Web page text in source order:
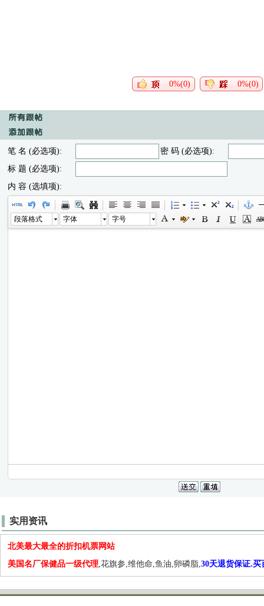
0%(0) 0%(0)
笔 名 (必选项):
密 码 (必选项):
标 题 (必选项):
内 容 (选填项):
段落格式 字体 字号
实用资讯
北美最大最全的折扣机票网站
美国名厂保健品一级代理,花旗参,维他命,鱼油,卵磷脂,30天退货保证.买